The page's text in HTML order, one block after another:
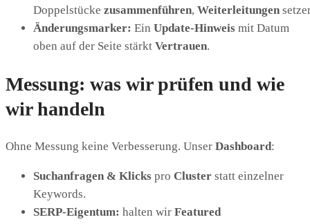
Doppelstücke zusammenführen, Weiterleitungen
Änderungsmarker: Ein Update-Hinweis mit Datum
oben auf der Seite stärkt Vertrauen.
Messung: was wir prüfen und wie
wir handeln
Ohne Messung keine Verbesserung. Unser Dashboard:
Suchanfragen & Klicks pro Cluster statt einzelner
Keywords.
SERP-Eigentum: halten wir Featured